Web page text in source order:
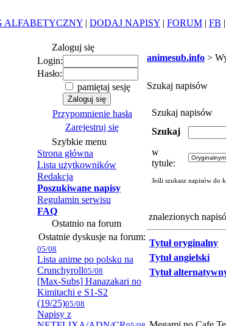
ALFABETYCZNY | DODAJ NAPISY | FORUM | FB |
Zaloguj się
Login:
Hasło:
pamiętaj sesję
Przypomnienie hasła
Zarejestruj się
Szybkie menu
Strona główna
Lista użytkowników
Redakcja
Poszukiwane napisy
Regulamin serwisu
FAQ
Ostatnio na forum
Ostatnie dyskusje na forum:
05/08
Lista anime po polsku na
Crunchyroll05/08
[Max-Subs] Hanazakari no
Kimitachi e S1-S2
(19/25)05/08
Napisy z
animesub.info >
Szukaj napisów
Szukaj napisów
Szukaj
w
tytule:
Jeśli szukasz napisów do
znalezionych
Tytuł oryginalny
Tytuł angielski
Tytuł